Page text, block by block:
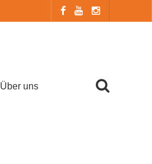
Über uns